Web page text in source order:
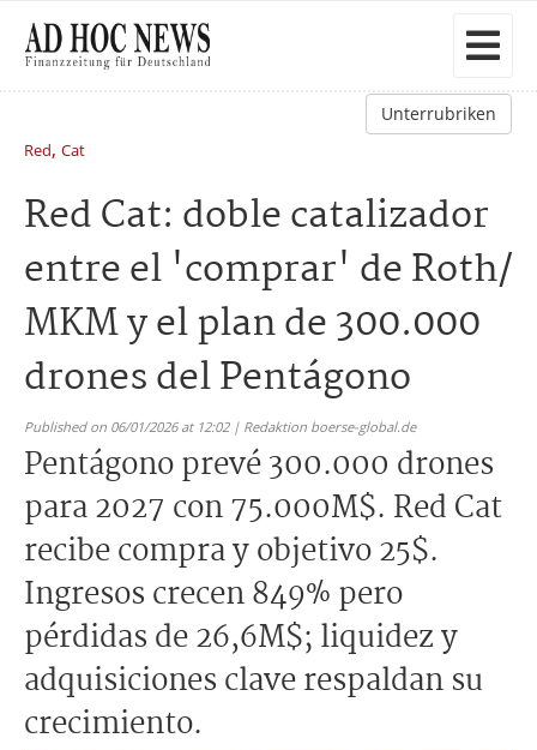
Unterrubriken
Red, Cat
Red Cat: doble catalizador
entre el 'comprar' de Roth/
MKM y el plan de 300.000
drones del Pentágono
Published on 06/01/2026 at 12:02 | Redaktion boerse-global.de
Pentágono prevé 300.000 drones
para 2027 con 75.000M$. Red Cat
recibe compra y objetivo 25$.
Ingresos crecen 849% pero
pérdidas de 26,6M$; liquidez y
adquisiciones clave respaldan su
crecimiento.